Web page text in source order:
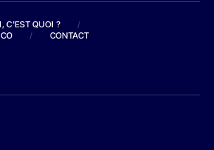
C'EST QUOI ?
/
/ CONTACT